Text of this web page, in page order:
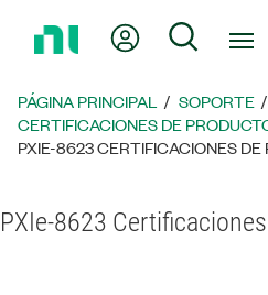
página
principal
Mi cuentaBúsqueda
PÁGINA PRINCIPAL SOPORTE
CERTIFICACIONES DE
PXIE-8623 CERTIFICACIONES DE
PXIe-8623